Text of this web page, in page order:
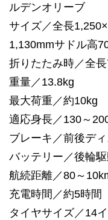
ルデンオリーブ
サイズ／全長
1,130mmサドル高
折りたたみ時／全
重量／13.8kg
最大荷重／約10kg
適応身長／130～
ブレーキ／前後デ
バッテリー／後輪
航続距離／80～
充電時間／約5時間
タイヤサイズ／14